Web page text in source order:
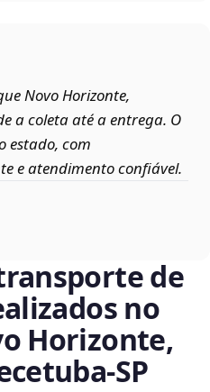
Novo Horizonte,
a coleta até a entrega. O
estado, com
e atendimento confiável.
de
no
Horizonte,